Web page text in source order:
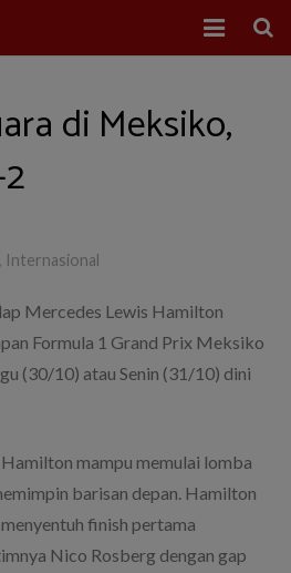
di Meksiko,
, Internasional
Mercedes Lewis Hamilton
Formula 1 Grand Prix Meksiko
(30/10) atau Senin (31/10) dini
mampu memulai lomba
barisan depan. Hamilton
finish pertama
Nico Rosberg dengan gap